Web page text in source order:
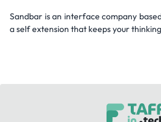
Sandbar is an interface company
a self extension that keeps your